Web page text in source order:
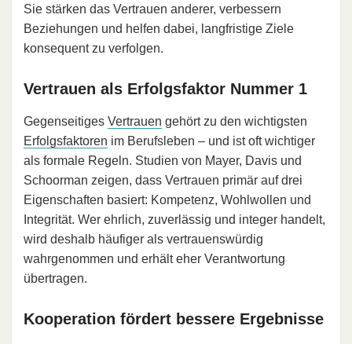
Sie stärken das Vertrauen anderer, verbessern
Beziehungen und helfen dabei, langfristige Ziele
konsequent zu verfolgen.
Vertrauen als Erfolgsfaktor Nummer 1
Gegenseitiges Vertrauen gehört zu den wichtigsten
Erfolgsfaktoren im Berufsleben – und ist oft wichtiger
als formale Regeln. Studien von Mayer, Davis und
Schoorman zeigen, dass Vertrauen primär auf drei
Eigenschaften basiert: Kompetenz, Wohlwollen und
Integrität. Wer ehrlich, zuverlässig und integer handelt,
wird deshalb häufiger als vertrauenswürdig
wahrgenommen und erhält eher Verantwortung
übertragen.
Kooperation fördert bessere Ergebnisse